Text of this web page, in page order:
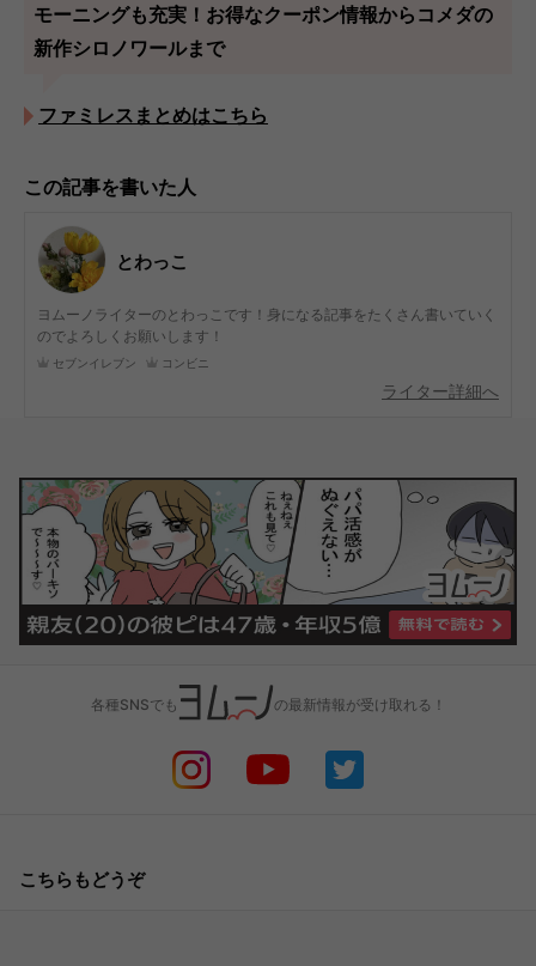
モーニングも充実！お得なクーポン情報からコメダの
新作シロノワールまで
ファミレスまとめはこちら
この記事を書いた人
とわっこ
ヨムーノライターのとわっこです！身になる記事をたくさん書いていく
のでよろしくお願いします！
セブンイレブン コンビニ
ライター詳細へ
各種SNSでも の最新情報が受け取れる！
こちらもどうぞ